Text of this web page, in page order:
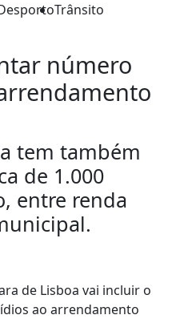
Trânsito
número
tem também
de 1.000
entre renda
de Lisboa vai incluir o
ao arrendamento